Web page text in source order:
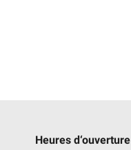
Heures d‘ouverture